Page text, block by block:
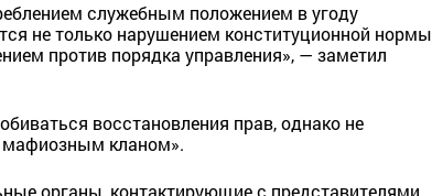
служебным положением в угоду
не только нарушением конституционной нормы
против порядка управления», — заметил
восстановления прав, однако не
мафиозным кланом».
органы, контактирующие с представителями